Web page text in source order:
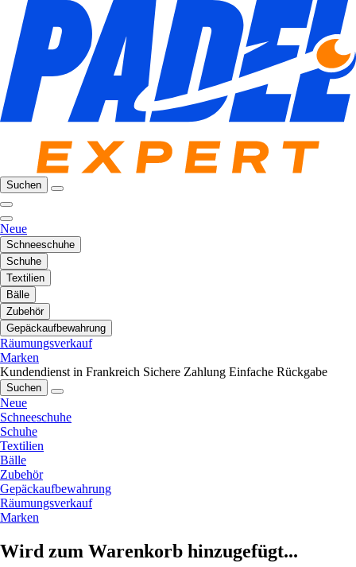
Suchen
Neue
Schneeschuhe
Schuhe
Textilien
Bälle
Zubehör
Gepäckaufbewahrung
Räumungsverkauf
Marken
Kundendienst in Frankreich Sichere Zahlung Einfache Rückgabe
Suchen
Neue
Schneeschuhe
Schuhe
Textilien
Bälle
Zubehör
Gepäckaufbewahrung
Räumungsverkauf
Marken
Wird zum Warenkorb hinzugefügt...